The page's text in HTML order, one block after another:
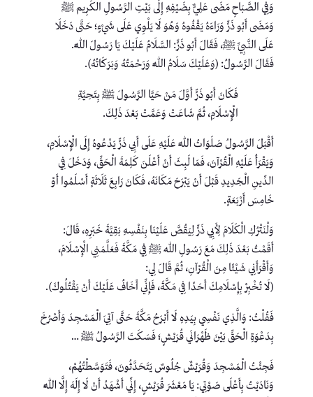
وَفِي الصَّبَاحِ مَضَى عَلِيٌّ بِضَيْفِهِ إِلَى بَيْتِ الرَّسُولِ الكَرِيم ﷺ
وَمَضَى أَبُو ذَرٍّ وَرَاءَهُ يَقْفُوهُ وَهُوَ لَا يَلْوِي عَلَى شَيْءٍ؛ حَتَّى دَخَلَا
عَلَى النَّبِيِّ ﷺ، فَقَالَ أَبُو ذَرٍّ: السَّلَامُ عَلَيْكَ يَا رَسُولَ اللَّهِ.
فَقَالَ الرَّسُولُ: (وَعَلَيْكَ سَلَامُ اللَّهِ وَرَحْمَتُهُ وَبَرَكَاتُهُ).
فَكَانَ أَبُو ذَرٍّ أَوَّلَ مَنْ حَيَّا الرَّسُولَ ﷺ بِتَحِيَّةِ
الْإِسْلَامِ، ثُمَّ شَاعَتْ وَعَمَّتْ بَعْدَ ذَلِكَ.
أَقْبَلَ الرَّسُولُ صَلَوَاتُ اللَّهِ عَلَيْهِ عَلَى أَبِي ذَرٍّ يَدْعُوهُ إِلَى الْإِسْلَامِ،
وَيَقْرَأُ عَلَيْهِ الْقُرْآنَ، فَمَا لَبِثَ أَنْ أَعْلَنَ كَلِمَةَ الْحَقِّ، وَدَخَلَ فِي
الدِّينِ الْجَدِيدِ قَبْلَ أَنْ يَبْرَحَ مَكَانَهُ، فَكَانَ رَابِعَ ثَلَاثَةٍ أَسْلَمُوا أَوْ
خَامِسَ أَرْبَعَةٍ.
وَلْنَتْرُكِ الْكَلَامَ لِأَبِي ذَرٍّ لِيَقُصَّ عَلَيْنَا بِنَفْسِهِ بَقِيَّةَ خَبَرِهِ، قَالَ:
أَقَمْتُ بَعْدَ ذَلِكَ مَعَ رَسُولِ اللهِ ﷺ فِي مَكَّةَ فَعَلَّمَنِي الْإِسْلَامَ،
وَأَقْرَأَنِي شَيْئًا مِنَ الْقُرْآنِ، ثُمَّ قَالَ لِي:
(لَا تُخْبِرْ بِإِسْلَامِكَ أَحَدًا فِي مَكَّةَ، فَإِنِّي أَخَافُ عَلَيْكَ أَنْ يَقْتُلُوكَ).
فَقُلْتُ: وَالَّذِي نَفْسِي بِيَدِهِ لَا أَبْرَحُ مَكَّةَ حَتَّى آتِيَ الْمَسْجِدَ وَأَصْرُخَ
بِدَعْوَةِ الْحَقِّ بَيْنَ ظَهْرَانَي قُرَيْشٍ؛ فَسَكَتَ الرَّسُولُ ﷺ …
فَجِئْتُ الْمَسْجِدَ وَقُرَيْشٌ جُلُوسٌ يَتَحَدَّثُونَ، فَتَوَسَّطْتُهُمْ،
وَنَادَيْتُ بِأَعْلَى صَوْتِي: يَا مَعْشَرَ قُرَيْشٍ، إِنِّي أَشْهَدُ أَنْ لَا إِلَهَ إِلَّا اللَّهُ